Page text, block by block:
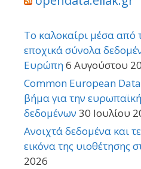
Το καλοκαίρι μέσα από
εποχικά σύνολα
Ευρώπη6 Αυγούστου
Common European
βήμα για την
δεδομένων 30 Ιουλίου
Ανοιχτά δεδομένα και
εικόνα της υιοθέτησης
2026